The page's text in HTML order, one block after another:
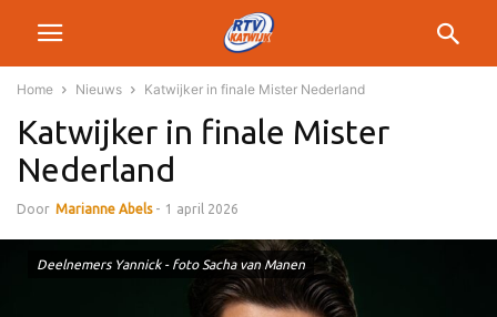
Home Nieuws Katwijker in finale Mister Nederland
Katwijker in finale Mister
Nederland
Door Marianne Abels - 1 april 2026
Deelnemers Yannick - foto Sacha van Manen